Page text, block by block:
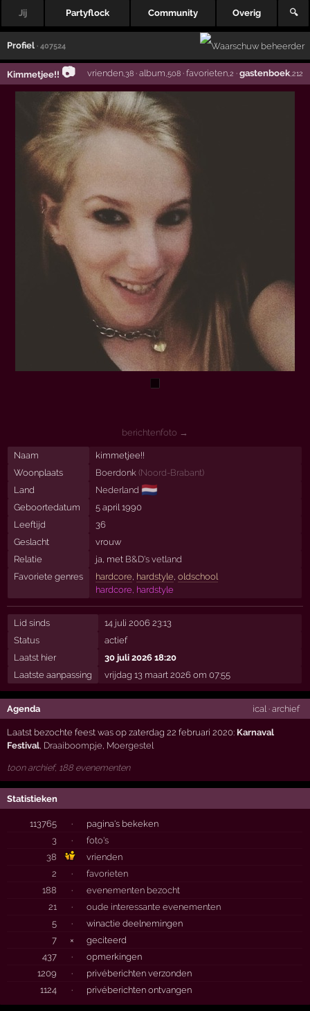
Jij Partyflock Community Overig 🔍
Profiel · 407524
Kimmetjee!! 📷 vrienden,38· album ,508· favorieten,2 · gastenboek,212
berichtenfoto →
Naam
kimmetjee!!
Woonplaats
Boerdonk (Noord-Brabant)
Land
Nederland 🇳🇱
Geboortedatum
5 april 1990
Leeftijd
36
Geslacht
vrouw
Relatie
ja, met B&D's vetland
Favoriete genres
hardcore hardstyle oldschool
hardcore, hardstyle
Lid sinds
14 juli 2006 23:13
Status
actief
Laatst hier
30 juli 2026 18:20
Laatste aanpassing
vrijdag 13 maart 2026 om 07:55
Agenda ical · archief
Laatst bezochte feest was op zaterdag 22 februari 2020: Karnaval
Festival, Draaiboompje, Moergestel
toon archief, 188 evenementen
Statistieken
113765 ·
pagina's bekeken
3
·
foto's
38
vrienden
2
·
favorieten
188
·
evenementen bezocht
21
·
oude interessante evenementen
5
·
winactie deelnemingen
7
×
geciteerd
437
·
opmerkingen
1209
·
privéberichten verzonden
1124
· privéberichten ontvangen